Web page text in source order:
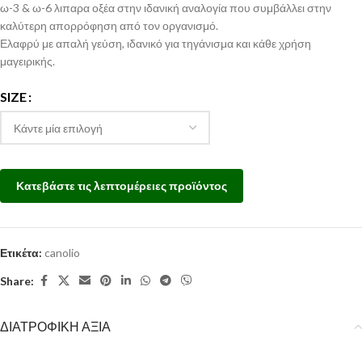
ω-3 & ω-6 λιπαρα οξέα στην ιδανική αναλογία που συμβάλλει στην
καλύτερη απορρόφηση από τον οργανισμό.
Ελαφρύ με απαλή γεύση, ιδανικό για τηγάνισμα και κάθε χρήση
μαγειρικής.
SIZE
Κατεβάστε τις λεπτομέρειες προϊόντος
Ετικέτα: canolio
Share:
ΔΙΑΤΡΟΦΙΚΗ ΑΞΙΑ